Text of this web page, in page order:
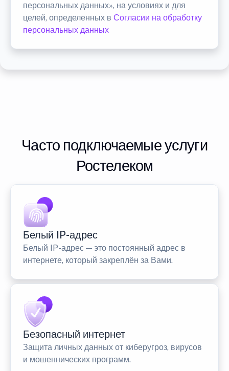
персональных данных», на условиях и для
целей, определенных в Согласии на обработку
персональных данных
Часто подключаемые услуги
Ростелеком
Белый IP-адрес
Белый IP-адрес — это постоянный адрес в
интернете, который закреплён за Вами.
Безопасный интернет
Защита личных данных от киберугроз, вирусов
и мошеннических программ.